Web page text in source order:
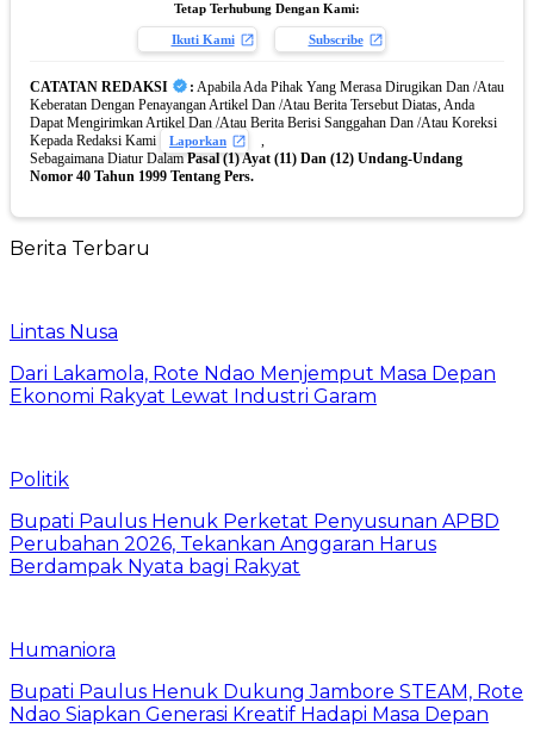
Tetap Terhubung Dengan Kami:
Ikuti Kami Subscribe
CATATAN REDAKSI : Apabila Ada Pihak Yang Merasa Dirugikan Dan /Atau
Keberatan Dengan Penayangan Artikel Dan /Atau Berita Tersebut Diatas, Anda
Dapat Mengirimkan Artikel Dan /Atau Berita Berisi Sanggahan Dan /Atau Koreksi
Kepada Redaksi Kami
Laporkan
,
Sebagaimana Diatur DalamPasal (1) Ayat (11) Dan (12) Undang-Undang
Nomor 40 Tahun 1999 Tentang Pers.
Berita Terbaru
Lintas Nusa
Dari Lakamola, Rote Ndao Menjemput Masa Depan
Ekonomi Rakyat Lewat Industri Garam
Politik
Bupati Paulus Henuk Perketat Penyusunan APBD
Perubahan 2026, Tekankan Anggaran Harus
Berdampak Nyata bagi Rakyat
Humaniora
Bupati Paulus Henuk Dukung Jambore STEAM, Rote
Ndao Siapkan Generasi Kreatif Hadapi Masa Depan